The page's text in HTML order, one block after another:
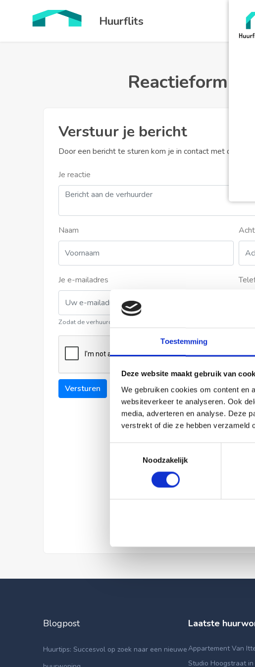
Toestemming
Deze website maakt gebruik van
We gebruiken cookies om content en
websiteverkeer te analyseren. Ook
media, adverteren en analyse. Deze
verstrekt of die ze hebben verzameld
Noodzakelijk
Huurflits
Verstuur je bericht
Door een bericht te sturen kom je in contact met de
Je reactie
Naam
Je e-mailadres
Zodat de verhuurder contact met u kan opnemen
Versturen
Blogpost
Huurtips: Succesvol op zoek naar een nieuwe
Laatste
Appartement Van
Studio Hoogstraat